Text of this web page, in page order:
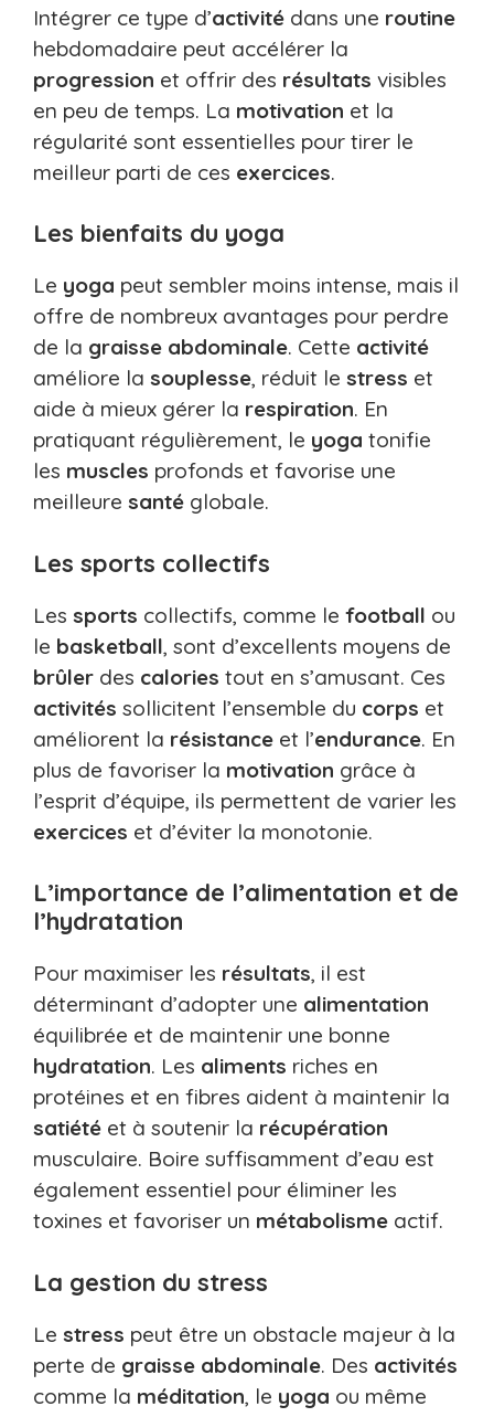
Intégrer ce type d’activité dans une routine
hebdomadaire peut accélérer la
progression et offrir des résultats visibles
en peu de temps. La motivation et la
régularité sont essentielles pour tirer le
meilleur parti de ces exercices.
Les bienfaits du yoga
Le yoga peut sembler moins intense, mais il
offre de nombreux avantages pour perdre
de la graisse abdominale. Cette activité
améliore la souplesse, réduit le stress et
aide à mieux gérer la respiration. En
pratiquant régulièrement, le yoga tonifie
les muscles profonds et favorise une
meilleure santé globale.
Les sports collectifs
Les sports collectifs, comme le football ou
le basketball, sont d’excellents moyens de
brûler des calories tout en s’amusant. Ces
activités sollicitent l’ensemble du corps et
améliorent la résistance et l’endurance. En
plus de favoriser la motivation grâce à
l’esprit d’équipe, ils permettent de varier les
exercices et d’éviter la monotonie.
L’importance de l’alimentation et de
l’hydratation
Pour maximiser les résultats, il est
déterminant d’adopter une alimentation
équilibrée et de maintenir une bonne
hydratation. Les aliments riches en
protéines et en fibres aident à maintenir la
satiété et à soutenir la récupération
musculaire. Boire suffisamment d’eau est
également essentiel pour éliminer les
toxines et favoriser un métabolisme actif.
La gestion du stress
Le stress peut être un obstacle majeur à la
perte de graisse abdominale. Des activités
comme la méditation, le yoga ou même